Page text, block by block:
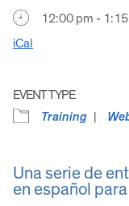
12:00 pm -
iCal
EVENT TYPE
Training
Una serie de
en español